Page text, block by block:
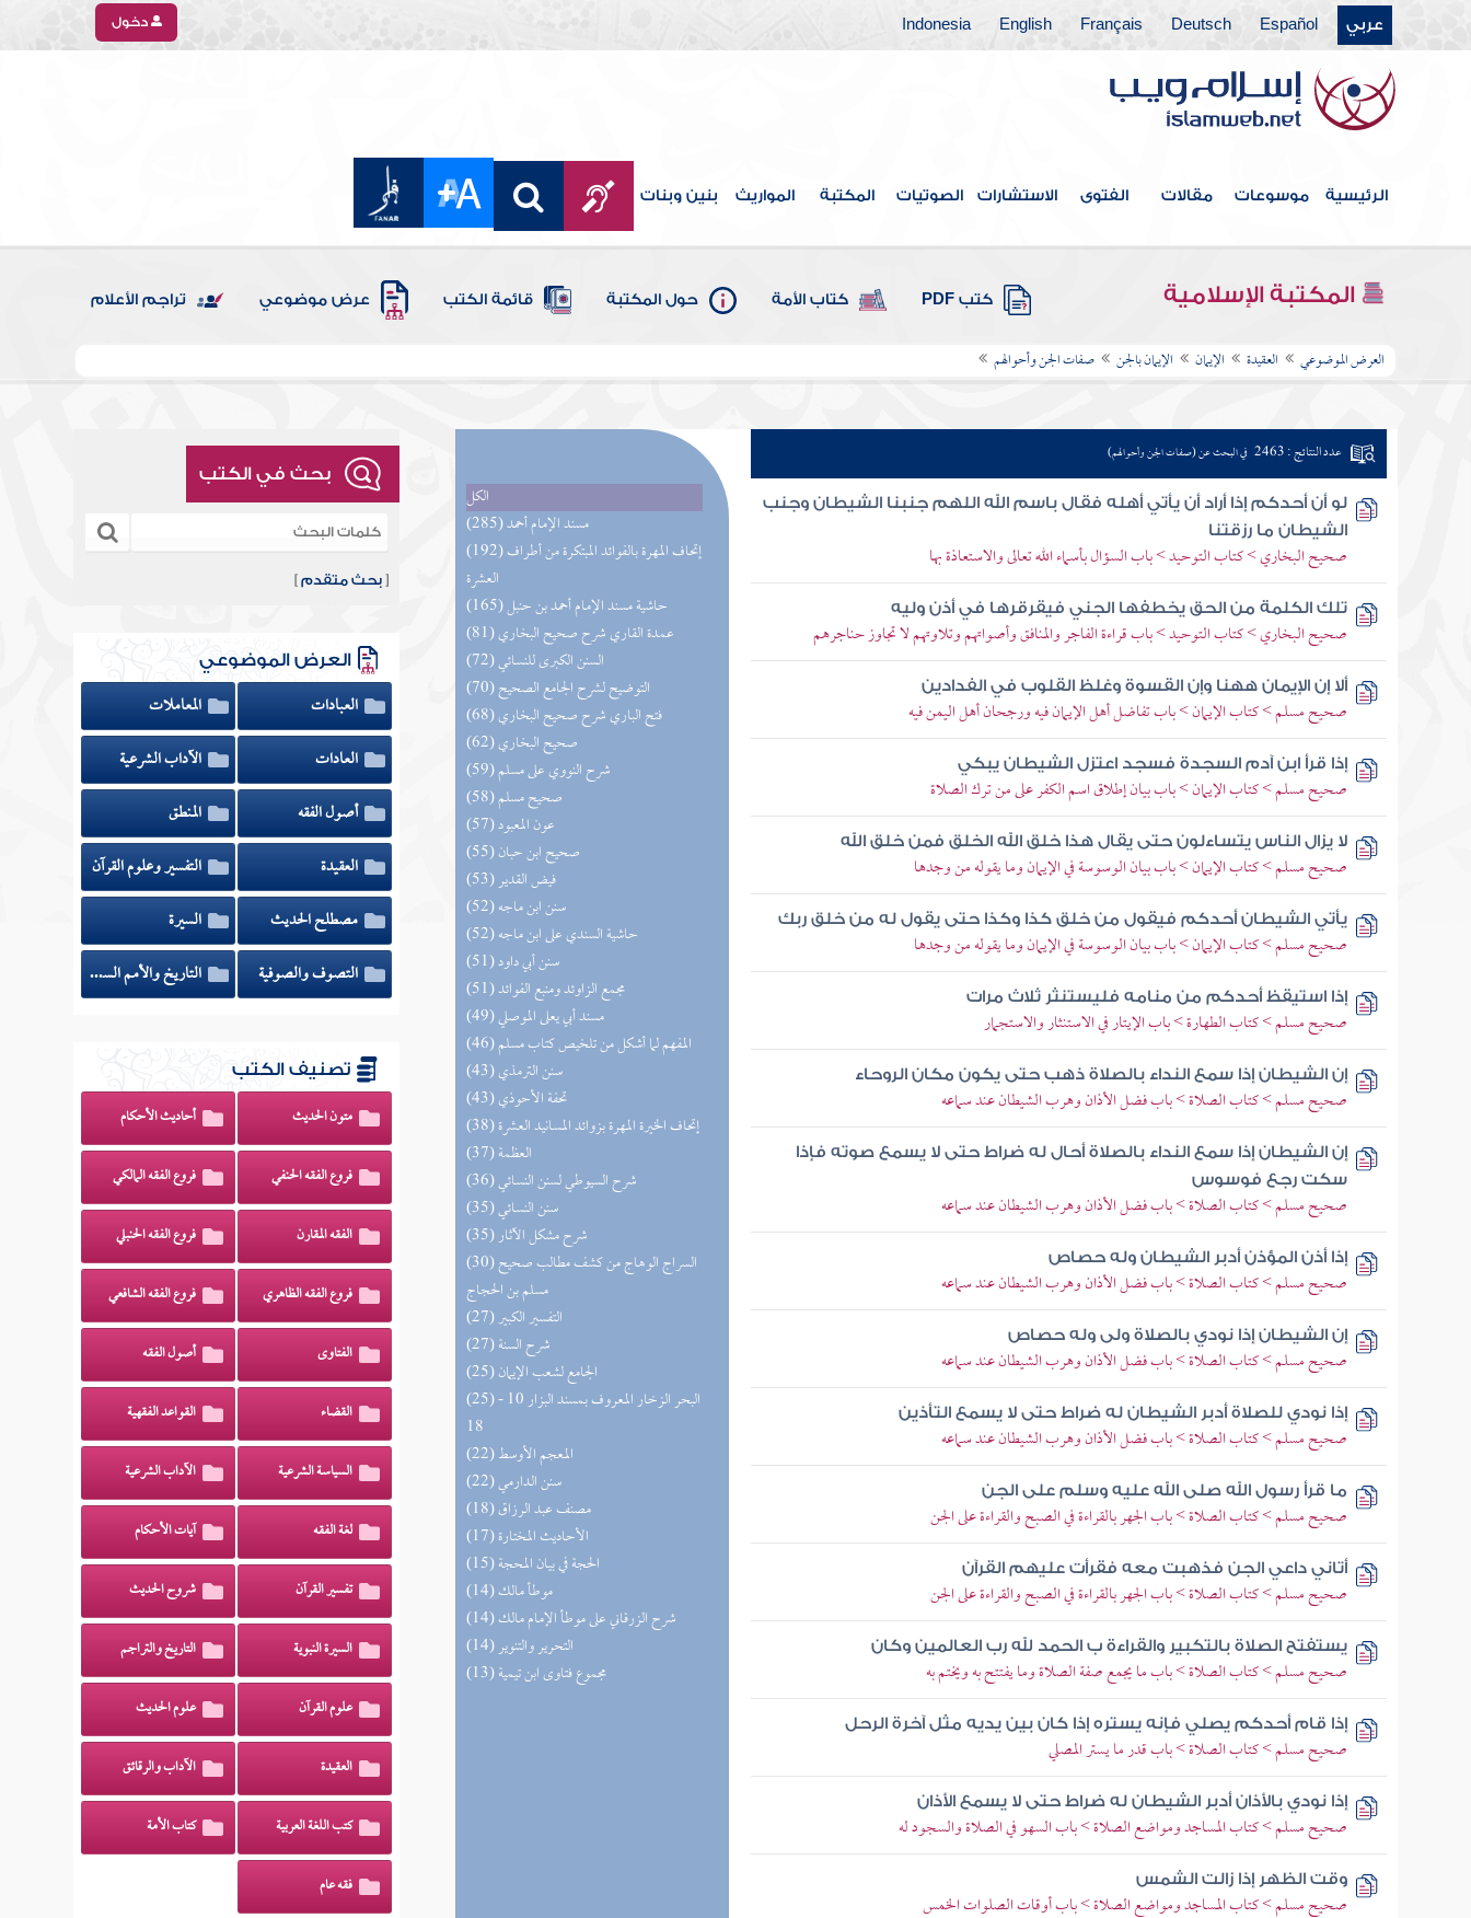
عربي Español
Deutsch
Français
English
Indonesia دخول
الرئيسية موسوعات مقالات الفتوى الاستشارات الصوتيات المكتبة المواريث بنين وبنات
المكتبة الإسلامية كتب PDF كتاب الأمة حول المكتبة قائمة الكتب عرض موضوعي تراجم الأعلام
العرض الموضوعي العقيدة الإيمان الإيمان بالجن صفات الجن وأحوالهم
الكل
(285) مسند الإمام أحمد
(192) إتحاف المهرة بالفوائد المبتكرة من أطراف
العشرة
(165) حاشية مسند الإمام أحمد بن حنبل
(81) عمدة القاري شرح صحيح البخاري
(72) السنن الكبرى للنسائي
(70) التوضيح لشرح الجامع الصحيح
(68) فتح الباري شرح صحيح البخاري
(62) صحيح البخاري
(59) شرح النووي على مسلم
(58) صحيح مسلم
(57) عون المعبود
(55) صحيح ابن حبان
(53) فيض القدير
(52) سنن ابن ماجه
(52) حاشية السندي على ابن ماجه
(51) سنن أبي داود
(51) مجمع الزاوئد ومنبع الفوائد
(49) مسند أبي يعلى الموصلي
(46) المفهم لما أشكل من تلخيص كتاب مسلم
(43) سنن الترمذي
(43) تحفة الأحوذي
(38) إتحاف الخيرة المهرة بزوائد المسانيد العشرة
(37) العظمة
(36) شرح السيوطي لسنن النسائي
(35) سنن النسائي
(35) شرح مشكل الآثار
(30) السراج الوهاج من كشف مطالب صحيح
مسلم بن الحجاج
(27) التفسير الكبير
(27) شرح السنة
(25) الجامع لشعب الإيمان
(25) البحر الزخار المعروف بمسند البزار 10 -
18
(22) المعجم الأوسط
(22) سنن الدارمي
(18) مصنف عبد الرزاق
(17) الأحاديث المختارة
(15) الحجة في بيان المحجة
(14) موطأ مالك
(14) شرح الزرقاني على موطأ الإمام مالك
(14) التحرير والتنوير
(13) مجموع فتاوى ابن تيمية
عدد النتائج : 2463 في البحث عن (صفات الجن وأحوالهم)
لو أن أحدكم إذا أراد أن يأتي أهله فقال باسم الله اللهم جنبنا الشيطان وجنب
الشيطان ما رزقتنا
صحيح البخاري > كتاب التوحيد > باب السؤال بأسماء الله تعالى والاستعاذة بها
تلك الكلمة من الحق يخطفها الجني فيقرقرها في أذن وليه
صحيح البخاري > كتاب التوحيد > باب قراءة الفاجر والمنافق وأصواتهم وتلاوتهم لا تجاوز حناجرهم
ألا إن الإيمان ههنا وإن القسوة وغلظ القلوب في الفدادين
صحيح مسلم > كتاب الإيمان > باب تفاضل أهل الإيمان فيه ورجحان أهل اليمن فيه
إذا قرأ ابن آدم السجدة فسجد اعتزل الشيطان يبكي
صحيح مسلم > كتاب الإيمان > باب بيان إطلاق اسم الكفر على من ترك الصلاة
لا يزال الناس يتساءلون حتى يقال هذا خلق الله الخلق فمن خلق الله
صحيح مسلم > كتاب الإيمان > باب بيان الوسوسة في الإيمان وما يقوله من وجدها
يأتي الشيطان أحدكم فيقول من خلق كذا وكذا حتى يقول له من خلق ربك
صحيح مسلم > كتاب الإيمان > باب بيان الوسوسة في الإيمان وما يقوله من وجدها
إذا استيقظ أحدكم من منامه فليستنثر ثلاث مرات
صحيح مسلم > كتاب الطهارة > باب الإيتار في الاستنثار والاستجمار
إن الشيطان إذا سمع النداء بالصلاة ذهب حتى يكون مكان الروحاء
صحيح مسلم > كتاب الصلاة > باب فضل الأذان وهرب الشيطان عند سماعه
إن الشيطان إذا سمع النداء بالصلاة أحال له ضراط حتى لا يسمع صوته فإذا
سكت رجع فوسوس
صحيح مسلم > كتاب الصلاة > باب فضل الأذان وهرب الشيطان عند سماعه
إذا أذن المؤذن أدبر الشيطان وله حصاص
صحيح مسلم > كتاب الصلاة > باب فضل الأذان وهرب الشيطان عند سماعه
إن الشيطان إذا نودي بالصلاة ولى وله حصاص
صحيح مسلم > كتاب الصلاة > باب فضل الأذان وهرب الشيطان عند سماعه
إذا نودي للصلاة أدبر الشيطان له ضراط حتى لا يسمع التأذين
صحيح مسلم > كتاب الصلاة > باب فضل الأذان وهرب الشيطان عند سماعه
ما قرأ رسول الله صلى الله عليه وسلم على الجن
صحيح مسلم > كتاب الصلاة > باب الجهر بالقراءة في الصبح والقراءة على الجن
أتاني داعي الجن فذهبت معه فقرأت عليهم القرآن
صحيح مسلم > كتاب الصلاة > باب الجهر بالقراءة في الصبح والقراءة على الجن
يستفتح الصلاة بالتكبير والقراءة ب الحمد لله رب العالمين وكان
صحيح مسلم > كتاب الصلاة > باب ما يجمع صفة الصلاة وما يفتتح به ويختم به
إذا قام أحدكم يصلي فإنه يستره إذا كان بين يديه مثل آخرة الرحل
صحيح مسلم > كتاب الصلاة > باب قدر ما يستر المصلي
إذا نودي بالأذان أدبر الشيطان له ضراط حتى لا يسمع الأذان
صحيح مسلم > كتاب المساجد ومواضع الصلاة > باب السهو في الصلاة والسجود له
وقت الظهر إذا زالت الشمس
صحيح مسلم > كتاب المساجد ومواضع الصلاة > باب أوقات الصلوات الخمس
بحث في الكتب
[بحث متقدم ]
العرض الموضوعي
العبادات
المعاملات
العادات
الآداب الشرعية
أصول الفقه
المنطق
العقيدة
التفسير وعلوم القرآن
مصطلح الحديث
السيرة
التصوف والصوفية
التاريخ والأمم السابقة
تصنيف الكتب
متون الحديث أحاديث الأحكام
فروع الفقه الحنفي فروع الفقه المالكي
الفقه المقارن فروع الفقه الحنبلي
فروع الفقه الظاهري فروع الفقه الشافعي
الفتاوى أصول الفقه
القضاء القواعد الفقهية
السياسة الشرعية الآداب الشرعية
لغة الفقه آيات الأحكام
تفسير القرآن شروح الحديث
السيرة النبوية التاريخ والتراجم
علوم القرآن علوم الحديث
العقيدة الآداب والرقائق
كتب اللغة العربية كتاب الأمة
فقه عام